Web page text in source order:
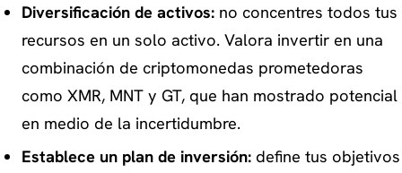
Diversificación de activos:no concentres todos tus
recursos en un solo activo. Valora invertir en una
combinación de criptomonedas prometedoras
como XMR, MNT y GT, que han mostrado potencial
en medio de la incertidumbre.
Establece un plan de inversión:define tus objetivos